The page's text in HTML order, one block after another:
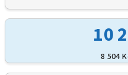
10
8 504